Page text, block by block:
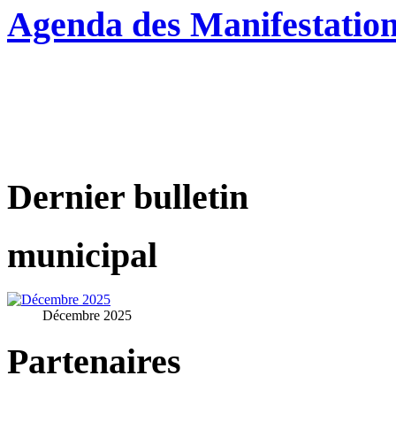
Agenda des
Dernier bulletin
municipal
Décembre 2025
Partenaires